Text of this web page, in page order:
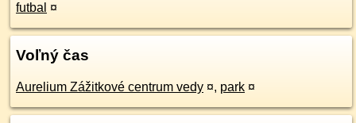
futbal ¤
Voľný čas
Aurelium Zážitkové centrum vedy ¤, park ¤